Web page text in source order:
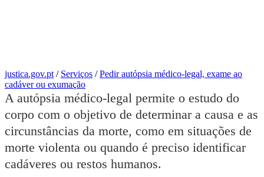
justica.gov.pt / Serviços /Pedir autópsia médico-legal, exame ao
cadáver ou exumação
A autópsia médico-legal permite o estudo do
corpo com o objetivo de determinar a causa e as
circunstâncias da morte, como em situações de
morte violenta ou quando é preciso identificar
cadáveres ou restos humanos.